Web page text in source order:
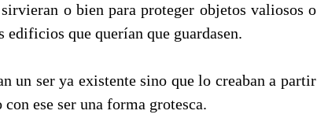
o bien para proteger objetos valiosos o
que querían que guardasen.
un ser ya existente sino que lo creaban a partir
ese ser una forma grotesca.